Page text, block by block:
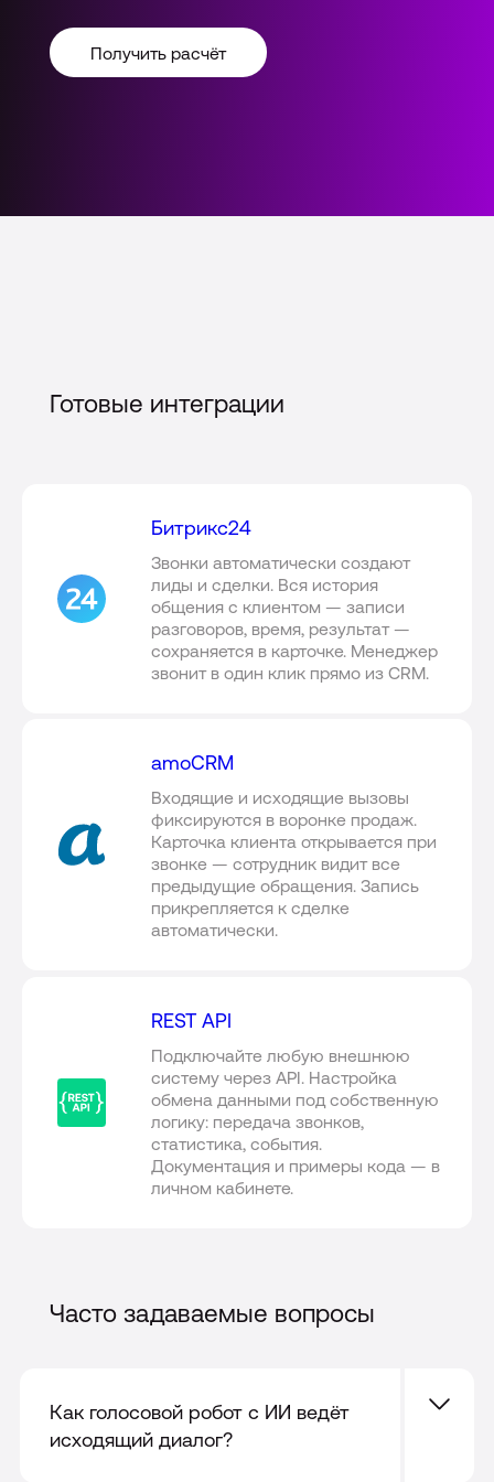
Получить расчёт
Готовые интеграции
Битрикс24
Звонки автоматически создают
лиды и сделки. Вся история
общения с клиентом — записи
разговоров, время, результат —
сохраняется в карточке. Менеджер
звонит в один клик прямо из CRM.
amoCRM
Входящие и исходящие вызовы
фиксируются в воронке продаж.
Карточка клиента открывается при
звонке — сотрудник видит все
предыдущие обращения. Запись
прикрепляется к сделке
автоматически.
REST API
Подключайте любую внешнюю
систему через API. Настройка
обмена данными под собственную
логику: передача звонков,
статистика, события.
Документация и примеры кода — в
личном кабинете.
Часто задаваемые вопросы
Как голосовой робот с ИИ ведёт
исходящий диалог?